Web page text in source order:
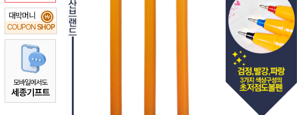
대박머니
COUPON SHOP
₩
모바일에서도
세종기프트